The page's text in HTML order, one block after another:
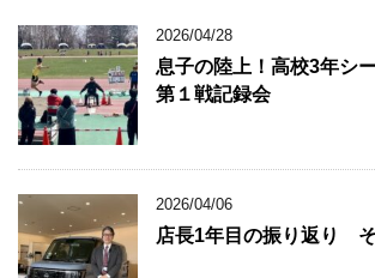
2026/04/28
息子の陸上！高校3年シ
第１戦記録会
2026/04/06
店長1年目の振り返り